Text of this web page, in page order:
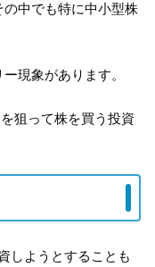
中でも特に中小型株
現象があります。
狙って株を買う投資
しようとすることも